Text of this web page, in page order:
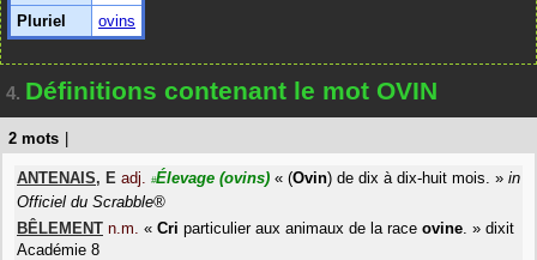
Pluriel
ovins
4. Définitions contenant le mot OVIN
2 mots
ANTENAIS, E adj. #Élevage (ovins) « (Ovin) de dix à dix-huit mois. » in
Officiel du Scrabble®
BÊLEMENT n.m. « Cri particulier aux animaux de la race ovine. » dixit
Académie 8